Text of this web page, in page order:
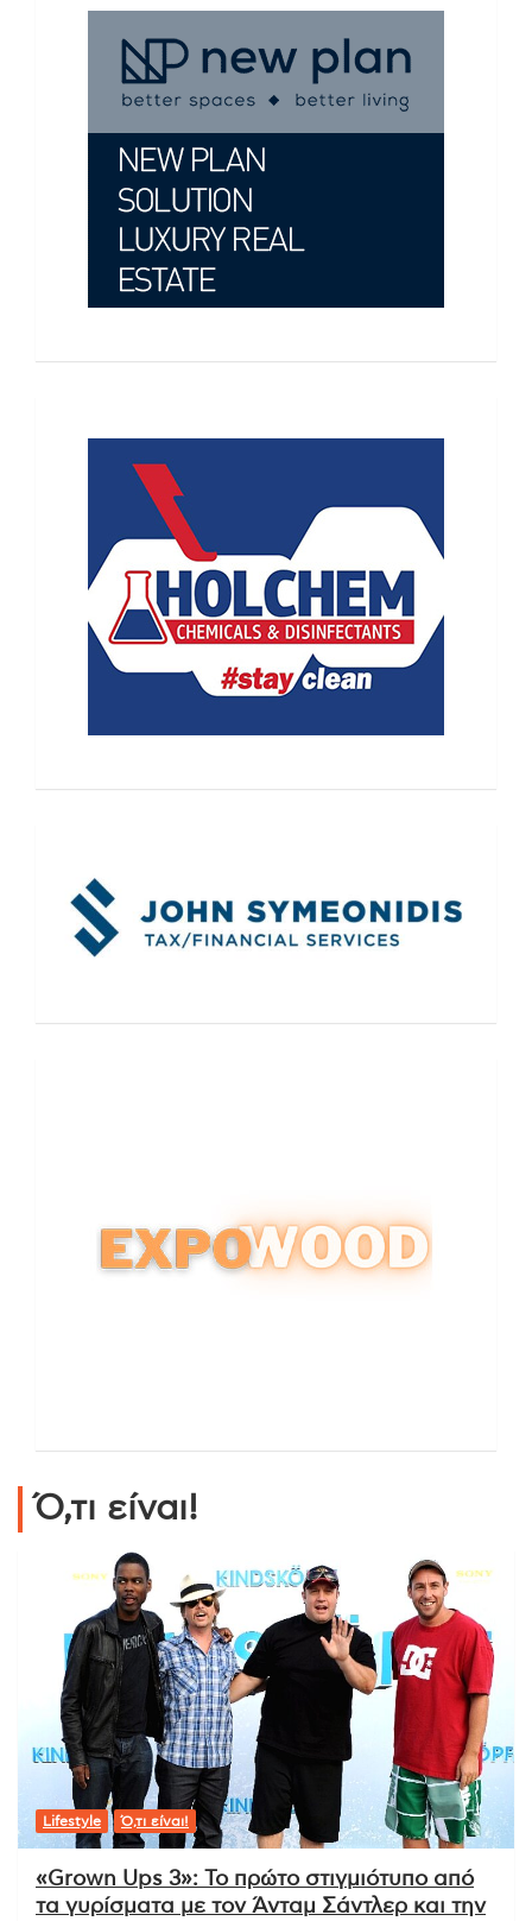
Ό,τι είναι!
Lifestyle Ό,τι είναι!
«Grown Ups 3»: Το πρώτο στιγμιότυπο από
τα γυρίσματα με τον Άνταμ Σάντλερ και την